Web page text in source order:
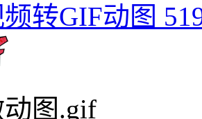
转GIF动图
图.gif